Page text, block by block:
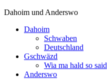
Dahoim und Anderswo
Dahoim
Schwaben
Deutschland
Gschwäzd
Wia ma hald so said
Anderswo